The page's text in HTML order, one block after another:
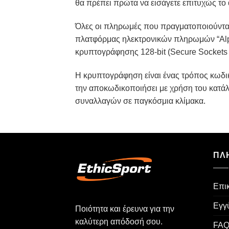
θα πρέπει πρώτα να εισάγετε επιτυχώς
Όλες οι πληρωμές που
πλατφόρμας ηλεκτρονικών πληρωμών
κρυπτογράφησης 128-bit (Secure
Η κρυπτογράφηση είναι ένας τρόπος
την αποκωδικοποιήσει με χρήση του
συναλλαγών σε παγκόσμια κλίμακα.
Ποιότητα και έρευνα για την
καλύτερη απόδοσή σου.
FAQ